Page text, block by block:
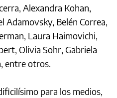
Alexandra Kohan,
Adamovsky, Belén Correa,
Laura Haimovichi,
Olivia Sohr, Gabriela
entre otros.
para los medios,